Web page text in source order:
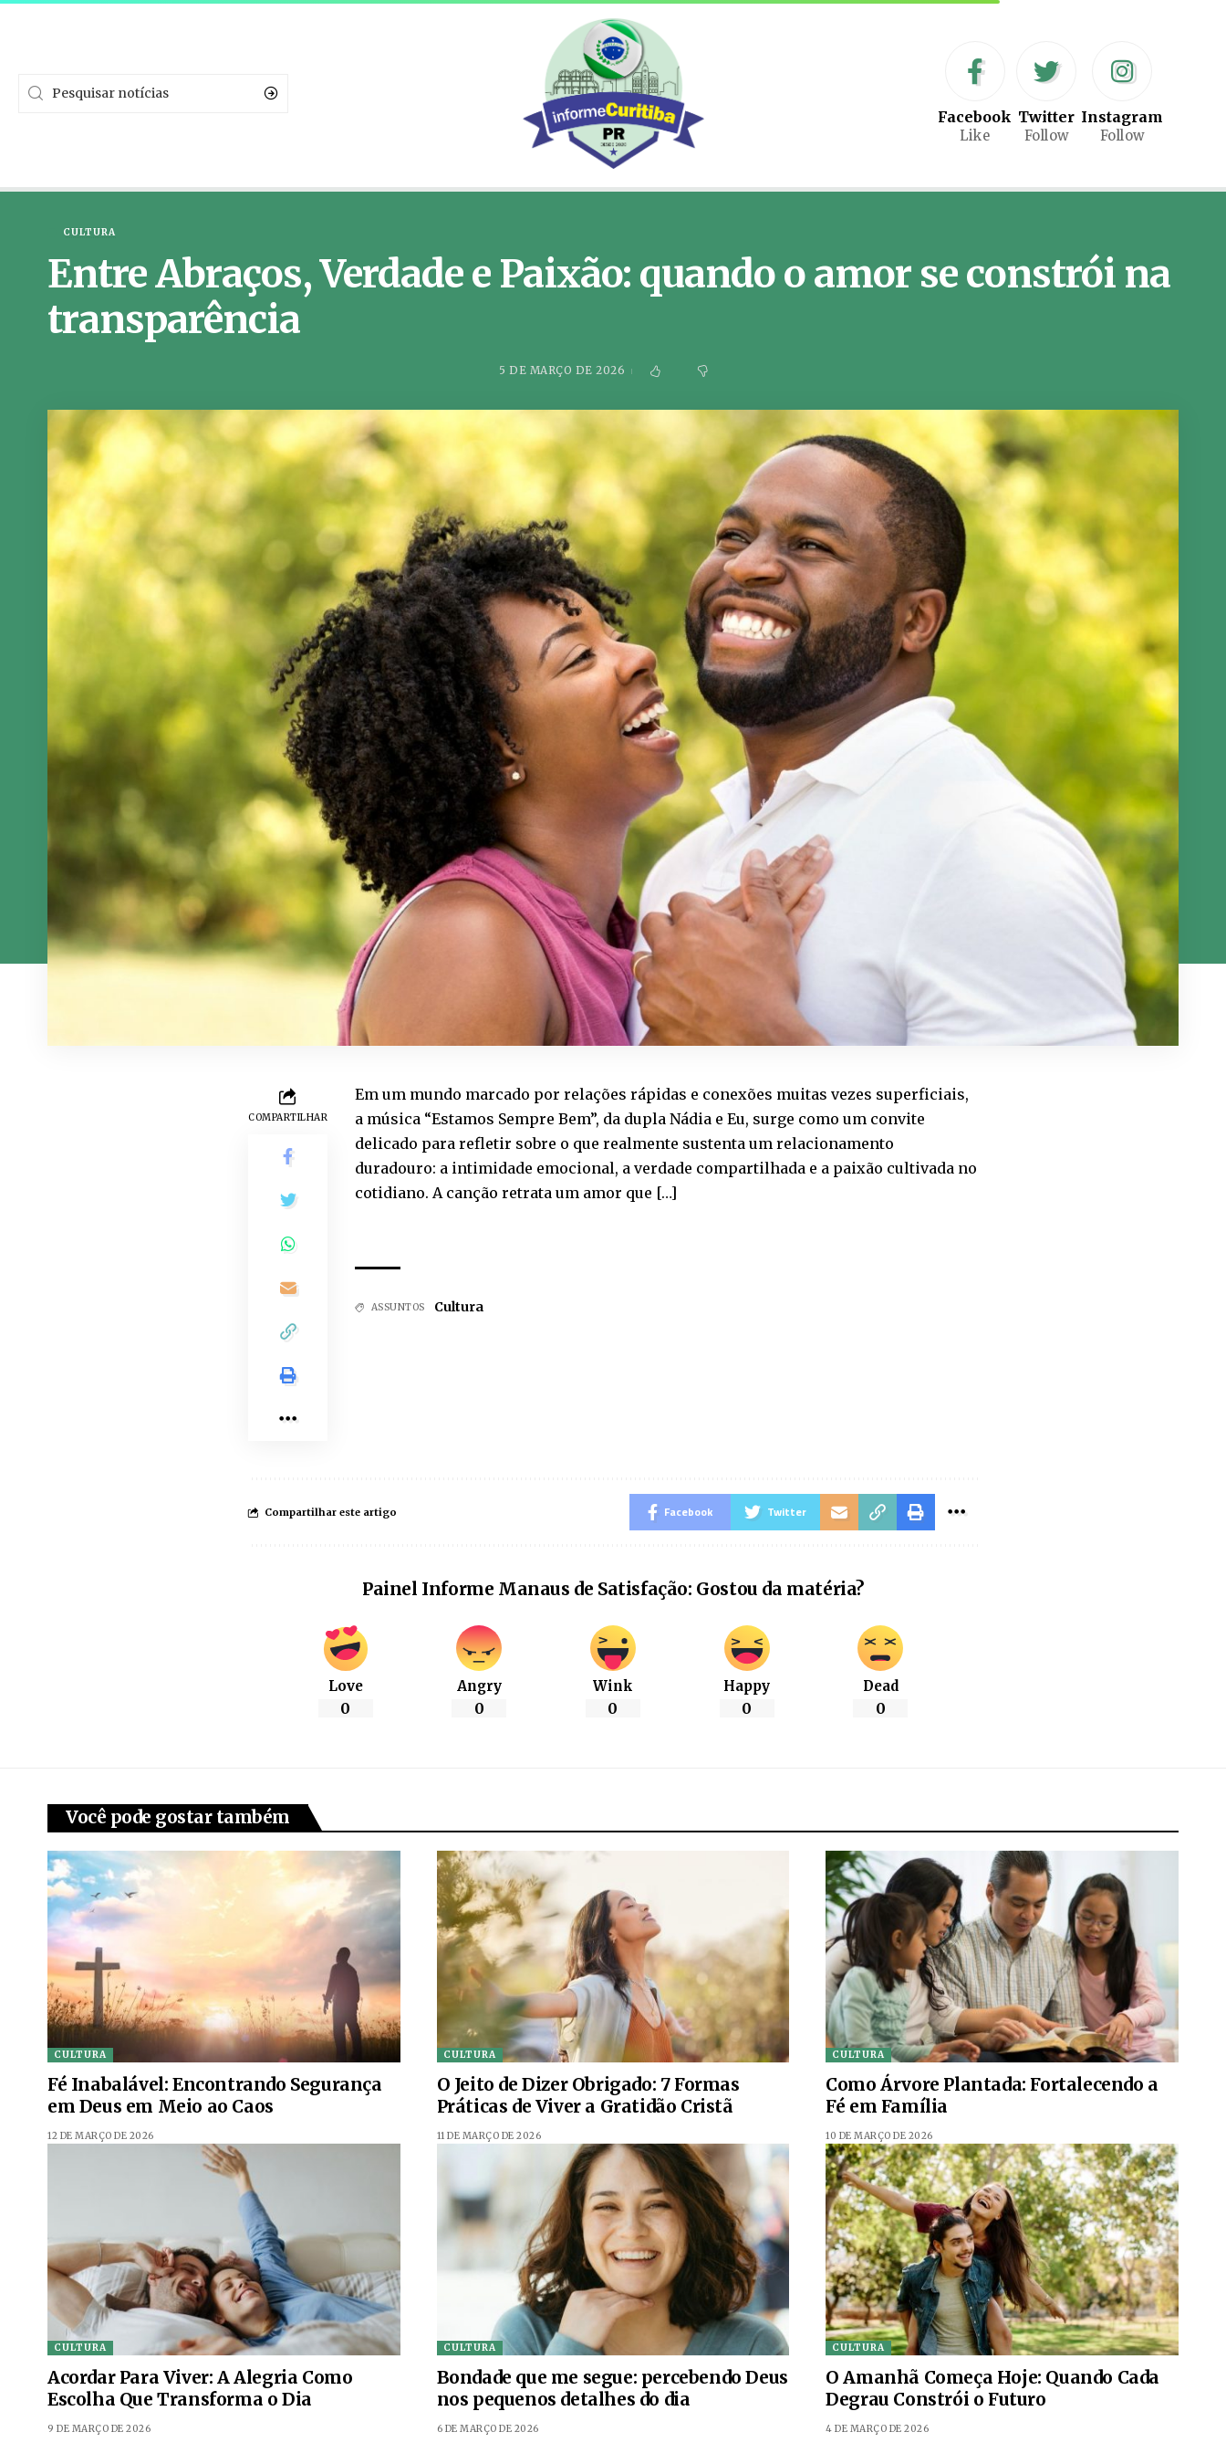
Facebook
Like
Twitter
Follow
Instagram
Follow
CULTURA
Entre Abraços, Verdade e Paixão: quando o amor se constrói na
transparência
5 DE MARÇO DE 2026
COMPARTILHAR
Em um mundo marcado por relações rápidas e conexões muitas vezes superficiais,
a música “Estamos Sempre Bem”, da dupla Nádia e Eu, surge como um convite
delicado para refletir sobre o que realmente sustenta um relacionamento
duradouro: a intimidade emocional, a verdade compartilhada e a paixão cultivada no
cotidiano. A canção retrata um amor que […]
ASSUNTOS Cultura
Compartilhar este artigo Facebook Twitter
Painel Informe Manaus de Satisfação: Gostou da matéria?
Love
0
Angry
0
Wink
0
Happy
0
Dead
0
Você pode gostar também
CULTURA
Fé Inabalável: Encontrando Segurança
em Deus em Meio ao Caos
12 DE MARÇO DE 2026
CULTURA
O Jeito de Dizer Obrigado: 7 Formas
Práticas de Viver a Gratidão Cristã
11 DE MARÇO DE 2026
CULTURA
Como Árvore Plantada: Fortalecendo a
Fé em Família
10 DE MARÇO DE 2026
CULTURA
Acordar Para Viver: A Alegria Como
Escolha Que Transforma o Dia
9 DE MARÇO DE 2026
CULTURA
Bondade que me segue: percebendo Deus
nos pequenos detalhes do dia
6 DE MARÇO DE 2026
CULTURA
O Amanhã Começa Hoje: Quando Cada
Degrau Constrói o Futuro
4 DE MARÇO DE 2026